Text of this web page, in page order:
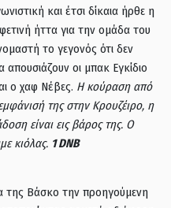
και έτσι δίκαια ήρθε η
ήττα για την ομάδα του
το γεγονός ότι δεν
οι μπακ Εγκίδιο
ο χαφ Νέβες. Η κούραση από
της στην Κρουζέιρο, η
είναι εις βάρος της. Ο
κιόλας. 1 DNB
της Βάσκο την προηγούμενη